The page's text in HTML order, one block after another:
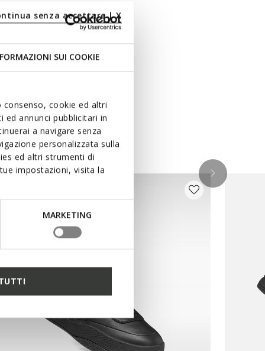
SUI COOKIE
cookie ed altri
annunci pubblicitari in
a navigare senza
personalizzata sulla
ed altri strumenti di
impostazioni, visita la
MARKETING
senza accettare | X